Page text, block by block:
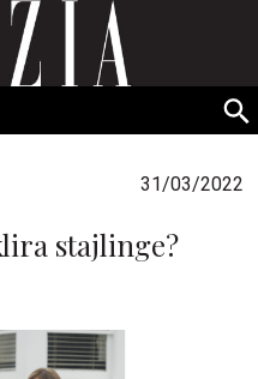
GRAZIA Srbija
31/03/2022
stajlinge?